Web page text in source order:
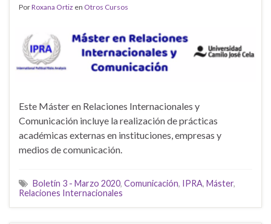
PorRoxana Ortiz en Otros Cursos
Este Máster en Relaciones Internacionales y
Comunicación incluye la realización de prácticas
académicas externas en instituciones, empresas y
medios de comunicación.
Boletín 3 - Marzo 2020, Comunicación, IPRA, Máster,
Relaciones Internacionales